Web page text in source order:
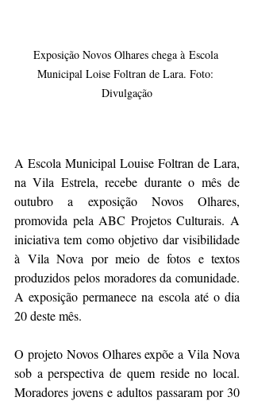
Exposição Novos Olhares chega à Escola
Municipal Loise Foltran de Lara. Foto:
Divulgação
A Escola Municipal Louise Foltran de Lara,
na Vila Estrela, recebe durante o mês de
outubro a exposição Novos Olhares,
promovida pela ABC Projetos Culturais. A
iniciativa tem como objetivo dar visibilidade
à Vila Nova por meio de fotos e textos
produzidos pelos moradores da comunidade.
A exposição permanece na escola até o dia
20 deste mês.
O projeto Novos Olhares expõe a Vila Nova
sob a perspectiva de quem reside no local.
Moradores jovens e adultos passaram por 30